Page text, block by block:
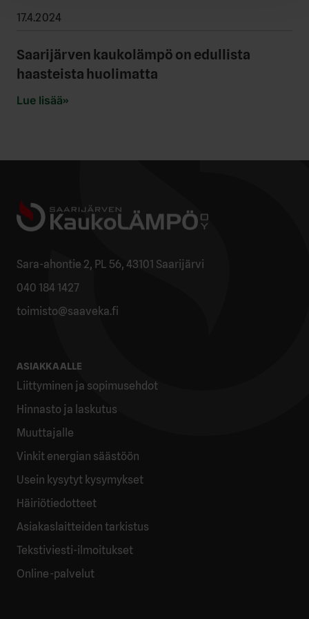
17.4.2024
Saarijärven kaukolämpö on edullista
haasteista huolimatta
Lue lisää
Sara-ahontie 2, PL 56, 43101 Saarijärvi
040 184 1427
toimisto@saaveka.fi
ASIAKKAALLE
Liittyminen ja sopimusehdot
Hinnasto ja laskutus
Muuttajalle
Vinkit energian säästöön
Usein kysytyt kysymykset
Häiriötiedotteet
Asiakaslaitteiden tarkistus
Tekstiviesti-ilmoitukset
Online-palvelut